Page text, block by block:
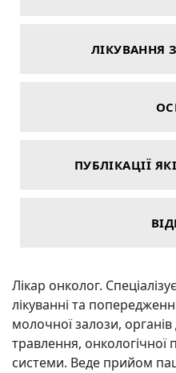
ЛІКУВАННЯ
ПУБЛІКАЦІЇ
Лікар онколог.
лікуванні та
молочної залози,
травлення, онкологічної
системи. Веде прийом